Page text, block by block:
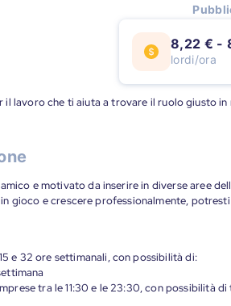
8,22 € -
lordi/ora
il lavoro che ti aiuta a trovare il ruolo giusto
e motivato da inserire in diverse aree
gioco e crescere professionalmente,
e 32 ore settimanali, con possibilità di:
tra le 11:30 e le 23:30, con possibilità